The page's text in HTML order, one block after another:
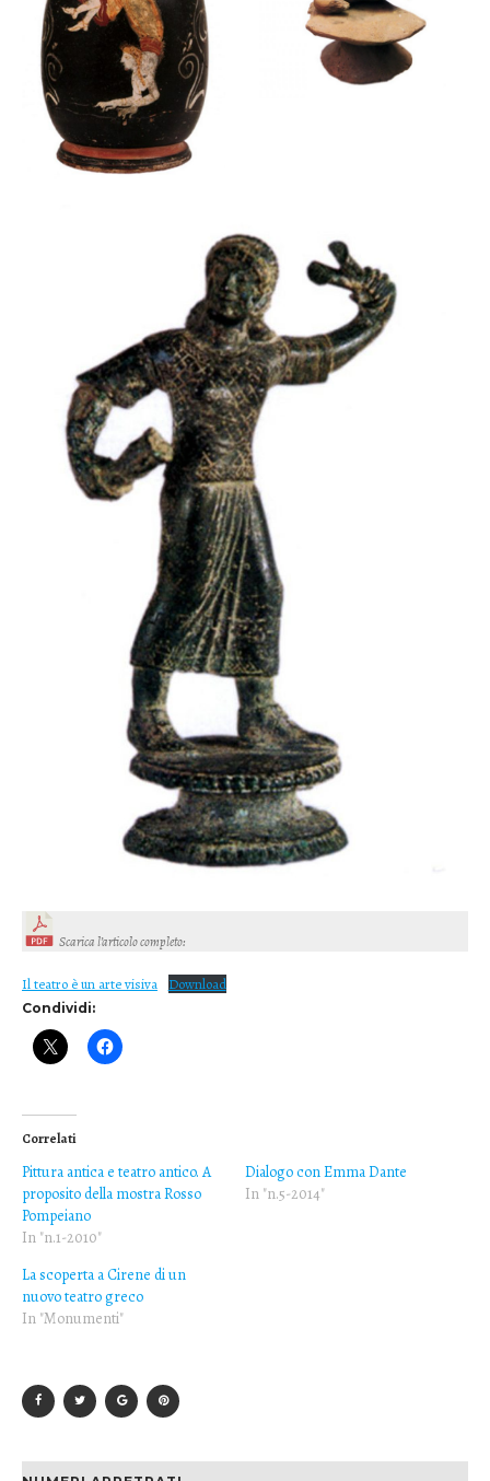
Scarica l’articolo completo:
Il teatro è un arte visiva Download
Condividi:
Correlati
Pittura antica e teatro antico. A
proposito della mostra Rosso
Pompeiano
In "n.1-2010"
Dialogo con Emma Dante
In "n.5-2014"
La scoperta a Cirene di un
nuovo teatro greco
In "Monumenti"